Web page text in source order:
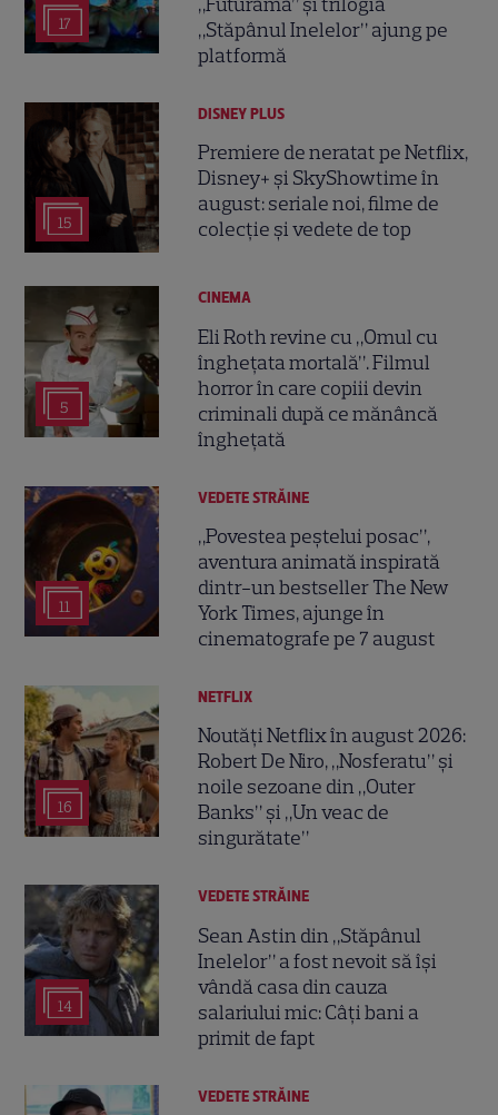
17
„Stăpânul Inelelor” ajung pe
platformă
15
DISNEY PLUS
Premiere de neratat pe Netflix,
Disney+ și SkyShowtime în
august: seriale noi, filme de
colecție și vedete de top
5
CINEMA
Eli Roth revine cu „Omul cu
înghețata mortală”. Filmul
horror în care copiii devin
criminali după ce mănâncă
înghețată
11
VEDETE STRĂINE
„Povestea peștelui posac”,
aventura animată inspirată
dintr-un bestseller The New
York Times, ajunge în
cinematografe pe 7 august
16
NETFLIX
Noutăți Netflix în august 2026:
Robert De Niro, „Nosferatu” și
noile sezoane din „Outer
Banks” și „Un veac de
singurătate”
14
VEDETE STRĂINE
Sean Astin din „Stăpânul
Inelelor” a fost nevoit să își
vândă casa din cauza
salariului mic: Câți bani a
primit de fapt
VEDETE STRĂINE